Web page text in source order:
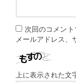
次回のコメン
メールアドレス、
上に表示された文